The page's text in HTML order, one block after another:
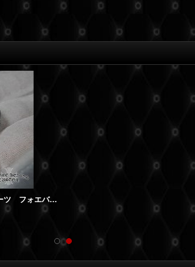
CH Forever Ring/クロムハーツ フォエバーリング・スペーサーリング アフターダイヤ